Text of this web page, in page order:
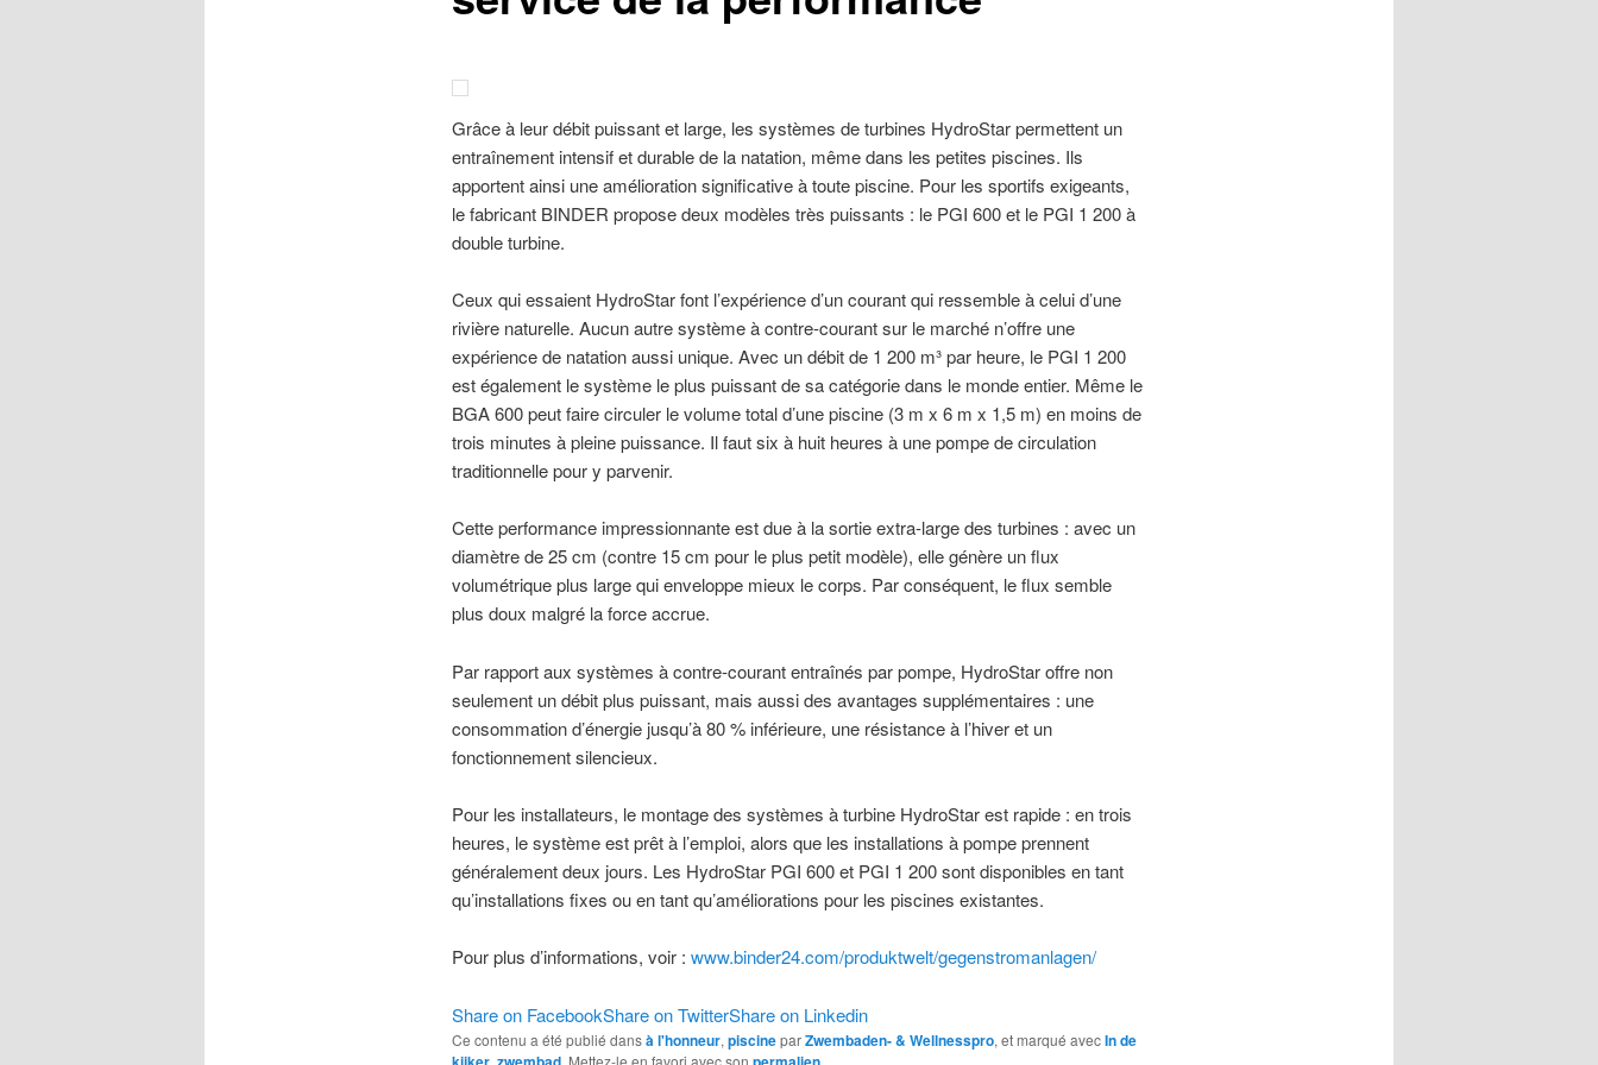
Grâce à leur débit puissant et large, les systèmes de turbines HydroStar permettent un
entraînement intensif et durable de la natation, même dans les petites piscines. Ils
apportent ainsi une amélioration significative à toute piscine. Pour les sportifs exigeants,
le fabricant BINDER propose deux modèles très puissants : le PGI 600 et le PGI 1 200 à
double turbine.
Ceux qui essaient HydroStar font l’expérience d’un courant qui ressemble à celui d’une
rivière naturelle. Aucun autre système à contre-courant sur le marché n’offre une
expérience de natation aussi unique. Avec un débit de 1 200 m³ par heure, le PGI 1 200
est également le système le plus puissant de sa catégorie dans le monde entier. Même le
BGA 600 peut faire circuler le volume total d’une piscine (3 m x 6 m x 1,5 m) en moins de
trois minutes à pleine puissance. Il faut six à huit heures à une pompe de circulation
traditionnelle pour y parvenir.
Cette performance impressionnante est due à la sortie extra-large des turbines : avec un
diamètre de 25 cm (contre 15 cm pour le plus petit modèle), elle génère un flux
volumétrique plus large qui enveloppe mieux le corps. Par conséquent, le flux semble
plus doux malgré la force accrue.
Par rapport aux systèmes à contre-courant entraînés par pompe, HydroStar offre non
seulement un débit plus puissant, mais aussi des avantages supplémentaires : une
consommation d’énergie jusqu’à 80 % inférieure, une résistance à l’hiver et un
fonctionnement silencieux.
Pour les installateurs, le montage des systèmes à turbine HydroStar est rapide : en trois
heures, le système est prêt à l’emploi, alors que les installations à pompe prennent
généralement deux jours. Les HydroStar PGI 600 et PGI 1 200 sont disponibles en tant
qu’installations fixes ou en tant qu’améliorations pour les piscines existantes.
Pour plus d’informations, voir : www.binder24.com/produktwelt/gegenstromanlagen/
Share on FacebookShare on TwitterShare on Linkedin
Ce contenu a été publié dansà l'honneur, piscineparZwembaden- & Wellnesspro, et marqué avecIn de
, . Mettez-le en favori avec son .